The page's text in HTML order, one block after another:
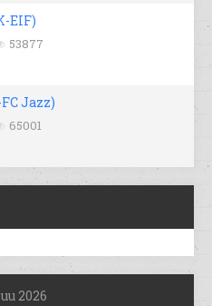
EIF)
53877
Jazz)
65001
2026